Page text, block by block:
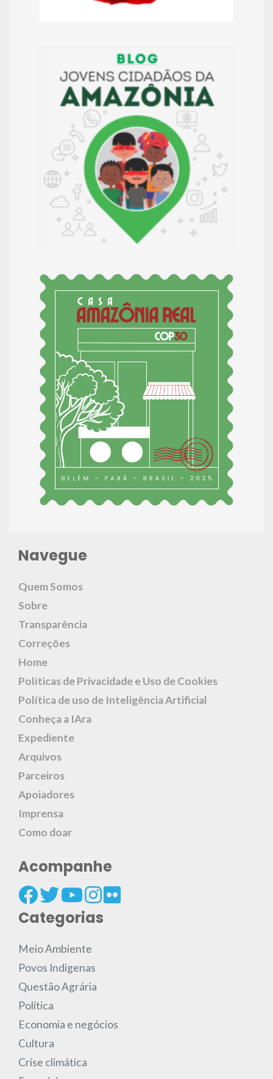
Navegue
Quem Somos
Sobre
Transparência
Correções
Home
Políticas de Privacidade e Uso de Cookies
Política de uso de Inteligência Artificial
Conheça a IAra
Expediente
Arquivos
Parceiros
Apoiadores
Imprensa
Como doar
Acompanhe
Categorias
Meio Ambiente
Povos Indígenas
Questão Agrária
Política
Economia e negócios
Cultura
Crise climática